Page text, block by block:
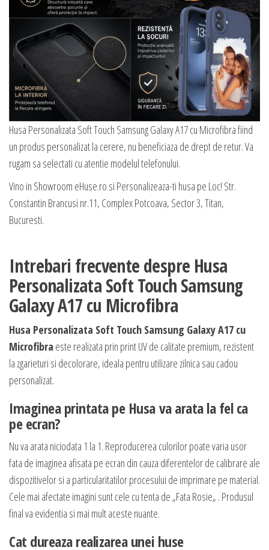
Husa Personalizata Soft Touch Samsung Galaxy A17 cu Microfibra fiind
un produs personalizat la cerere, nu beneficiaza de drept de retur. Va
rugam sa selectati cu atentie modelul telefonului.
Vino in Showroom eHuse.ro si Personalizeaza-ti husa pe Loc! Str.
Constantin Brancusi nr.11, Complex Potcoava, Sector 3, Titan,
Bucuresti.
Intrebari frecvente despre Husa
Personalizata Soft Touch Samsung
Galaxy A17 cu Microfibra
Husa Personalizata Soft Touch Samsung Galaxy A17 cu
Microfibra este realizata prin print UV de calitate premium, rezistent
la zgarieturi si decolorare, ideala pentru utilizare zilnica sau cadou
personalizat.
Imaginea printata pe Husa va arata la fel ca
pe ecran?
Nu va arata niciodata 1 la 1. Reproducerea culorilor poate varia usor
fata de imaginea afisata pe ecran din cauza diferentelor de calibrare ale
dispozitivelor si a particularitatilor procesului de imprimare pe material.
Cele mai afectate imagini sunt cele cu tenta de „Fata Rosie„ . Produsul
final va evidentia si mai mult aceste nuante.
Cat dureaza realizarea unei huse